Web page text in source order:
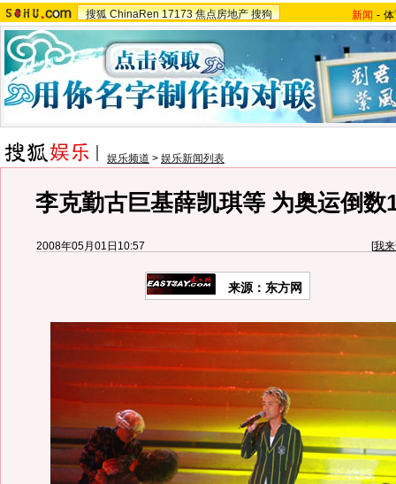
搜狐 ChinaRen 17173 焦点房地产 搜狗 新闻 -
娱乐频道 > 娱乐新闻列表
李克勤古巨基薛凯琪等 为奥运倒数
2008年05月01日10:57 [我
来源：东方网